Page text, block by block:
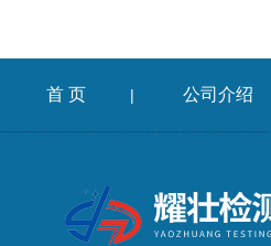
首 页 | 公司介绍